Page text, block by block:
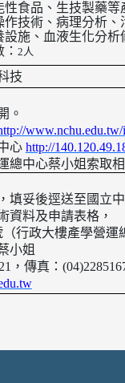
性食品、生技製藥等
作技術、病理分析、
設施、血液生化分
2人
技
。
心 http://
總中心蔡小姐索取
填妥後逕送至國立
資料及申請表格，
（行政大樓產學營運
小姐
，傳真：